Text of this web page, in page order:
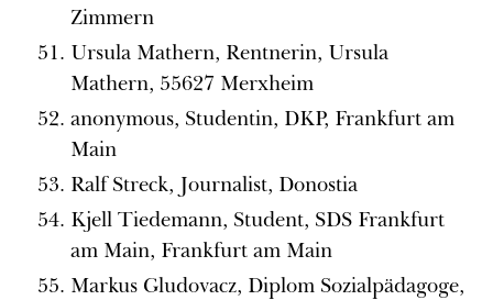
Zimmern
Ursula Mathern, Rentnerin, Ursula
Mathern, 55627 Merxheim
anonymous, Studentin, DKP, Frankfurt am
Main
Ralf Streck, Journalist, Donostia
Kjell Tiedemann, Student, SDS Frankfurt
am Main, Frankfurt am Main
Markus Gludovacz, Diplom Sozialpädagoge,